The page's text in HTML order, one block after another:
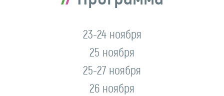
23-24 ноября
25 ноября
25-27 ноября
26 ноября